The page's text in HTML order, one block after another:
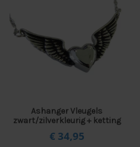
Ashanger Vleugels
zwart/zilverkleurig + ketting
€ 34,95